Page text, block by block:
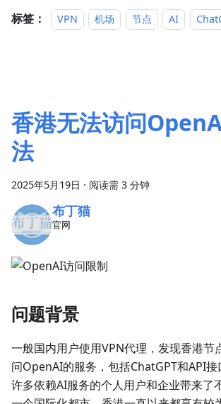
标签： VPN 机场 节点 AI
香港无法访问
法
2025年5月19日 · 阅读需 3 分钟
布丁猫
官网
问题背景
一般国内用户使用VPN代理，发现香港节
问OpenAI的服务，包括ChatGPT和API
许多依赖AI服务的个人用户和企业带来了